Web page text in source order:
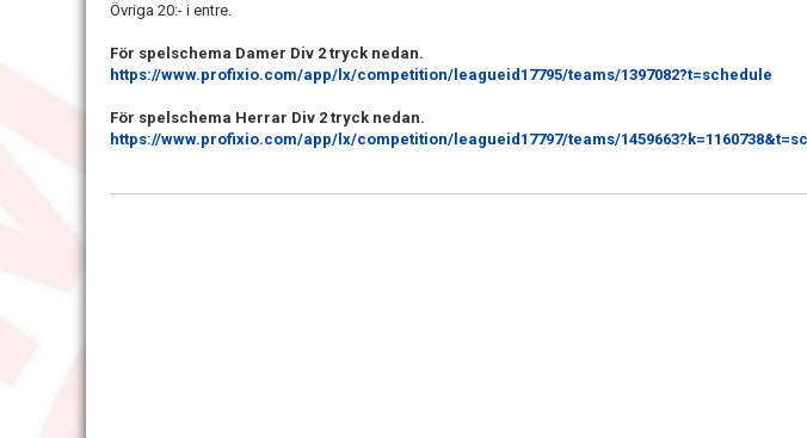
Övriga 20:- i entre.
För spelschema Damer Div 2 tryck nedan.
https://www.profixio.com/app/lx/competition/leagueid17795/teams/1397082?t=schedule
För spelschema Herrar Div 2 tryck nedan.
https://www.profixio.com/app/lx/competition/leagueid17797/teams/